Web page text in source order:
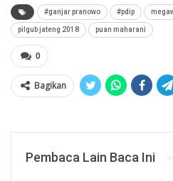
#ganjar pranowo #pdip
pilgub jateng 2018 puan maharani
0
Bagikan
Pembaca Lain Baca Ini